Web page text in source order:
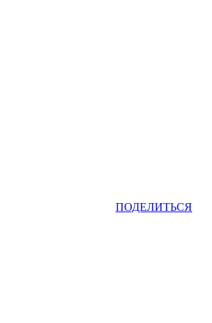
ПОДЕЛИТЬСЯ